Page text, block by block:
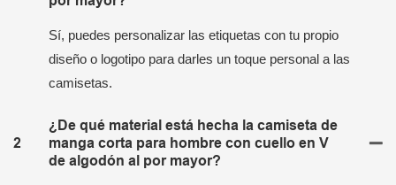
Sí, puedes personalizar las etiquetas con tu propio
diseño o logotipo para darles un toque personal a las
camisetas.
2
¿De qué material está hecha la camiseta de
manga corta para hombre con cuello en V
de algodón al por mayor?